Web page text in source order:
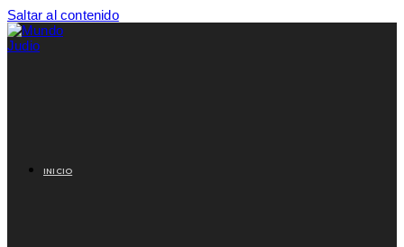
Saltar al contenido
INICIO